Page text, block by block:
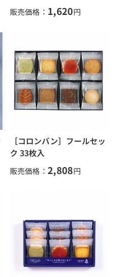
販売価格： 1,620円
［コロンバン］フールセッ
ク 33枚入
販売価格： 2,808円